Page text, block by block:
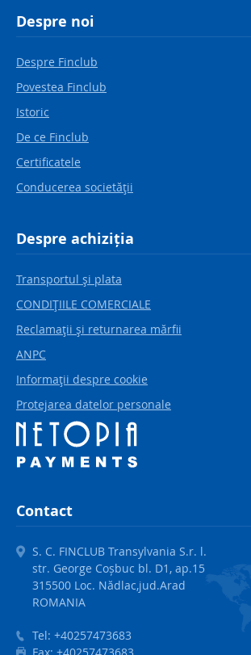
Despre noi
Despre Finclub
Povestea Finclub
Istoric
De ce Finclub
Certificatele
Conducerea societăţii
Despre achiziția
Transportul şi plata
CONDIŢIILE COMERCIALE
Reclamaţii şi returnarea mărfii
ANPC
Informaţii despre cookie
Protejarea datelor personale
Contact
S. C. FINCLUB Transylvania S.r. l.
str. George Coșbuc bl. D1, ap.15
315500 Loc. Nădlac,jud.Arad
ROMANIA
Tel: +40257473683
Fax: +40257473683